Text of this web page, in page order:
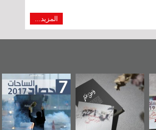
المزيد...
حصاد 2017
عاشوراء البحرين...
ويكيليكس السفارة
الأمريكية